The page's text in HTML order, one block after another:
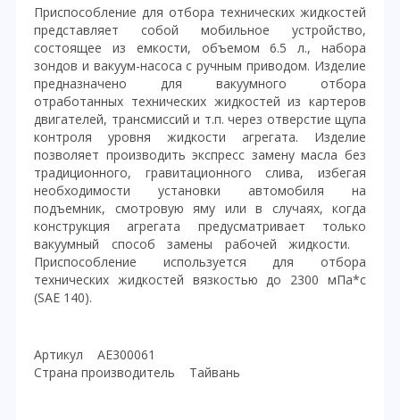
Приспособление для отбора технических жидкостей
представляет собой мобильное устройство,
состоящее из емкости, объемом 6.5 л., набора
зондов и вакуум-насоса с ручным приводом. Изделие
предназначено для вакуумного отбора
отработанных технических жидкостей из картеров
двигателей, трансмиссий и т.п. через отверстие щупа
контроля уровня жидкости агрегата. Изделие
позволяет производить экспресс замену масла без
традиционного, гравитационного слива, избегая
необходимости установки автомобиля на
подъемник, смотровую яму или в случаях, когда
конструкция агрегата предусматривает только
вакуумный способ замены рабочей жидкости.
Приспособление используется для отбора
технических жидкостей вязкостью до 2300 мПа*с
(SAE 140).
Артикул AE300061
Страна производитель Тайвань